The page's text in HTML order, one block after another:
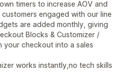
timers to increase AOV and
engaged with our line
are added monthly, giving
Blocks & Customizer /
your checkout into a sales
works instantly,no tech skills